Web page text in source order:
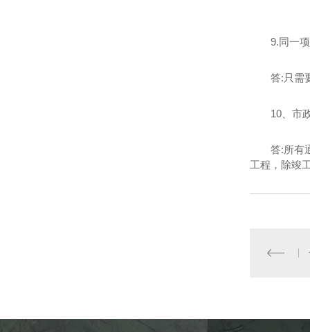
9.同一
答:只需
10、市
答:所有
工程，除竣